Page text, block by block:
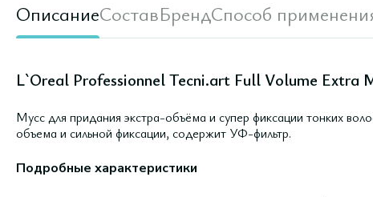
ОписаниеСоставБрендСпособ
L`Oreal Professionnel Tecni.art Full Volume Extra
Мусс для придания экстра-объёма и супер фиксации тонких
объема и сильной фиксации, содержит УФ-фильтр.
Подробные характеристики